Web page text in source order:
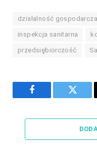
działalność gospodarcza
inspekcja sanitarna
przedsiębiorczość
Facebook